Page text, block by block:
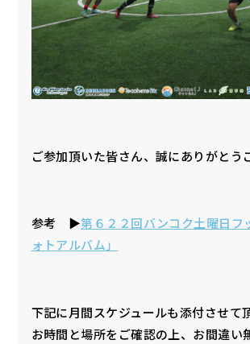
ご参加頂いた皆さん、誠にありがとう
参考 ▶第６２２回バンコク土曜日フ
ォトアルバム」
下記に月間スケジュールも添付させて
お時間と場所をご確認の上、お間違い